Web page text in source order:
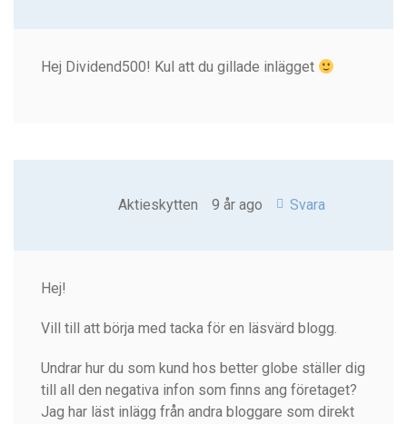
Hej Dividend500! Kul att du gillade inlägget
Aktieskytten 9 år ago Svara
Hej!
Vill till att börja med tacka för en läsvärd blogg.
Undrar hur du som kund hos better globe ställer dig
till all den negativa infon som finns ang företaget?
Jag har läst inlägg från andra bloggare som direkt